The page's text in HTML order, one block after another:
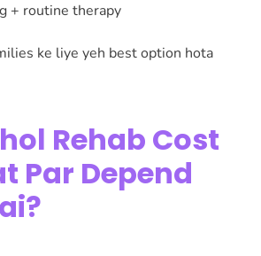
+ routine therapy
ke liye yeh best option hota
Rehab Cost
Par Depend